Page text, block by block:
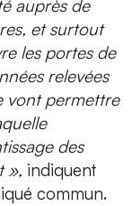
auprès de
et surtout
les portes de
relevées
vont permettre
des
», indiquent
commun.